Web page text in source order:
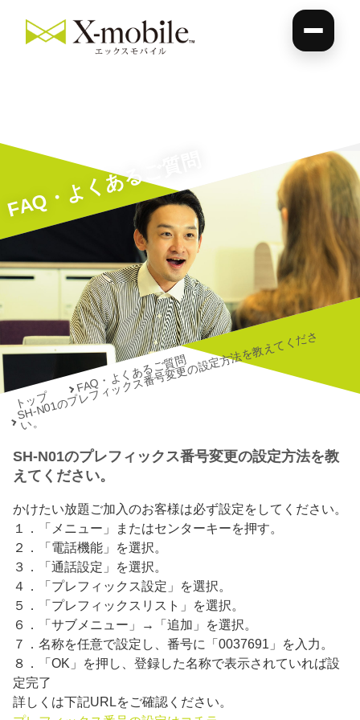
FAQ・よくあるご質問
トップ
FAQ・よくあるご質問
S
H-
N
0
1
の
プ
レ
フ
ィ
ッ
ク
ス
番
号
変
更
の
設
定
方
法
を
教
え
て
く
だ
さ
い
。
SH-N01のプレフィックス番号変更の設定方法を教
えてください。
かけたい放題ご加入のお客様は必ず設定をしてください。
１．「メニュー」またはセンターキーを押す。
２．「電話機能」を選択。
３．「通話設定」を選択。
４．「プレフィックス設定」を選択。
５．「プレフィックスリスト」を選択。
６．「サブメニュー」→「追加」を選択。
７．名称を任意で設定し、番号に「0037691」を入力。
８．「OK」を押し、登録した名称で表示されていれば設
定完了
詳しくは下記URLをご確認ください。